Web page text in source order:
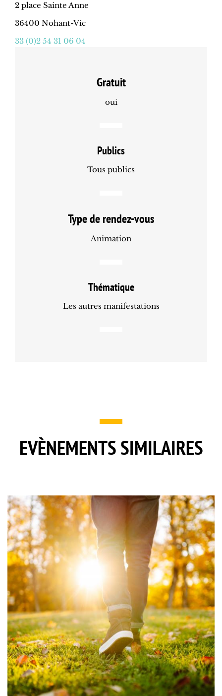
2 place Sainte Anne
36400 Nohant-Vic
33 (0)2 54 31 06 04
Gratuit
oui
Publics
Tous publics
Type de rendez-vous
Animation
Thématique
Les autres manifestations
EVÈNEMENTS SIMILAIRES